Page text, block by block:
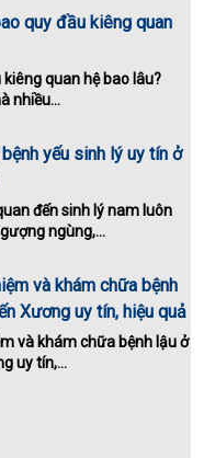
quy đầu kiêng quan
quan hệ bao lâu?
nhiều...
yếu sinh lý uy tín ở
đến sinh lý nam luôn
ngùng,...
và khám chữa bệnh
Xương uy tín, hiệu quả
và khám chữa bệnh lậu ở
uy tín,...